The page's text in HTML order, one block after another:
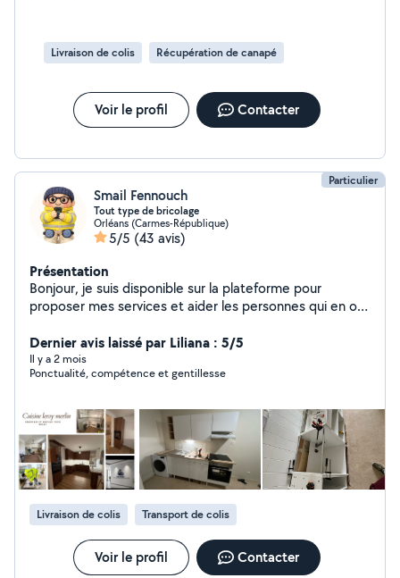
Livraison de colis Récupération de canapé
Voir le profil Contacter
Particulier
Smail Fennouch
Tout type de bricolage
Orléans (Carmes-République)
5/5 (43 avis)
Présentation
Bonjour, je suis disponible sur la plateforme pour
proposer mes services et aider les personnes qui en ont
fournir un travail de qualité et à instaurer une relation de
confiance avec vous
Dernier avis laissé par Liliana : 5/5
Il y a 2 mois
Ponctualité, compétence et gentillesse
Livraison de colis Transport de colis
Voir le profil Contacter